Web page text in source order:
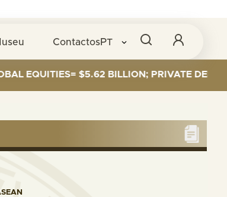
Museu Contactos PT
$5.62 BILLION; PRIVATE DEBT= $589